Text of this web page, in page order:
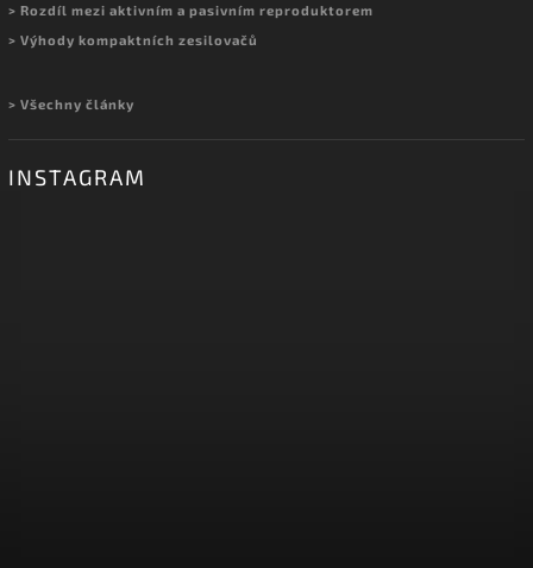
> Rozdíl mezi aktivním a pasivním reproduktorem
> Výhody kompaktních zesilovačů
> Všechny články
INSTAGRAM